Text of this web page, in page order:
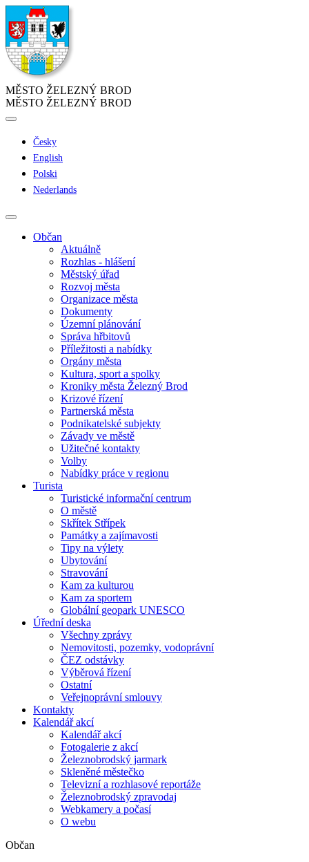
MĚSTO ŽELEZNÝ BROD
MĚSTO ŽELEZNÝ BROD
Česky
English
Polski
Nederlands
Občan
Aktuálně
Rozhlas - hlášení
Městský úřad
Rozvoj města
Organizace města
Dokumenty
Územní plánování
Správa hřbitovů
Příležitosti a nabídky
Orgány města
Kultura, sport a spolky
Kroniky města Železný Brod
Krizové řízení
Partnerská města
Podnikatelské subjekty
Závady ve městě
Užitečné kontakty
Volby
Nabídky práce v regionu
Turista
Turistické informační centrum
O městě
Skřítek Střípek
Památky a zajímavosti
Tipy na výlety
Ubytování
Stravování
Kam za kulturou
Kam za sportem
Globální geopark UNESCO
Úřední deska
Všechny zprávy
Nemovitosti, pozemky, vodoprávní
ČEZ odstávky
Výběrová řízení
Ostatní
Veřejnoprávní smlouvy
Kontakty
Kalendář akcí
Kalendář akcí
Fotogalerie z akcí
Železnobrodský jarmark
Skleněné městečko
Televizní a rozhlasové reportáže
Železnobrodský zpravodaj
Webkamery a počasí
O webu
Občan